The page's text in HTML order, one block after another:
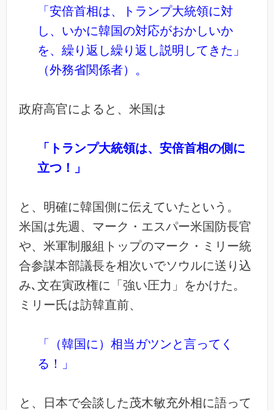
「安倍首相は、トランプ大統領に対
し、いかに韓国の対応がおかしいか
を、繰り返し繰り返し説明してきた」
（外務省関係者）。
政府高官によると、米国は
「トランプ大統領は、安倍首相の側に
立つ！」
と、明確に韓国側に伝えていたという。
米国は先週、マーク・エスパー米国防長官
や、米軍制服組トップのマーク・ミリー統
合参謀本部議長を相次いでソウルに送り込
み､文在寅政権に「強い圧力」をかけた。
ミリー氏は訪韓直前、
「（韓国に）相当ガツンと言ってく
る！」
と、日本で会談した茂木敏充外相に語って